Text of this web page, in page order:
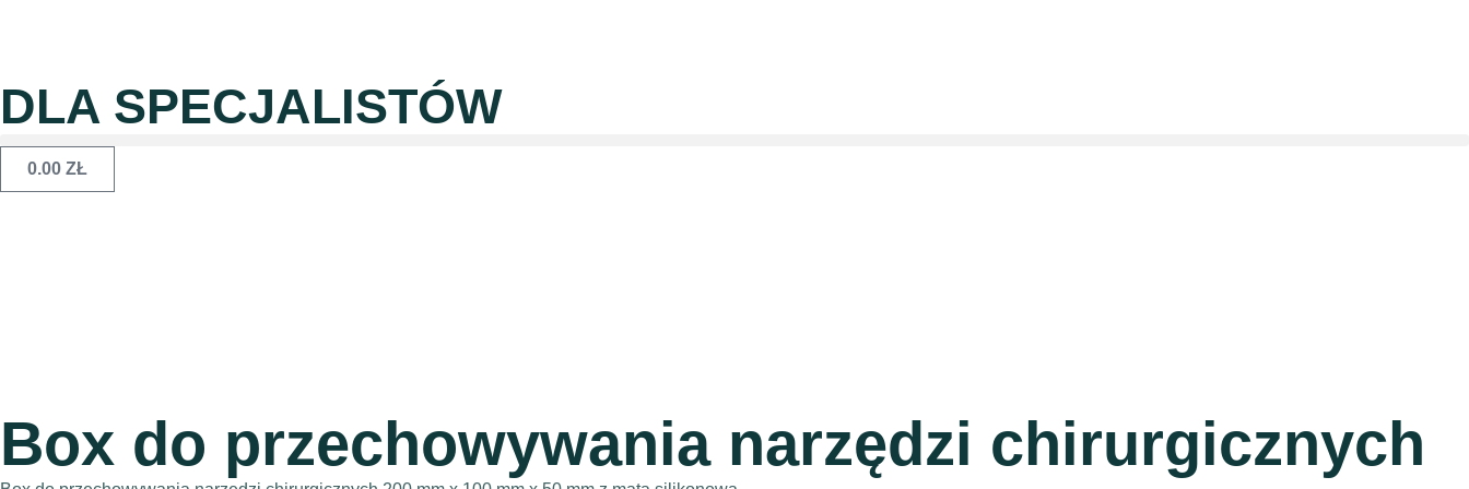
DLA SPECJALISTÓW
0.00 ZŁ
Box do przechowywania narzędzi chirurgicznych